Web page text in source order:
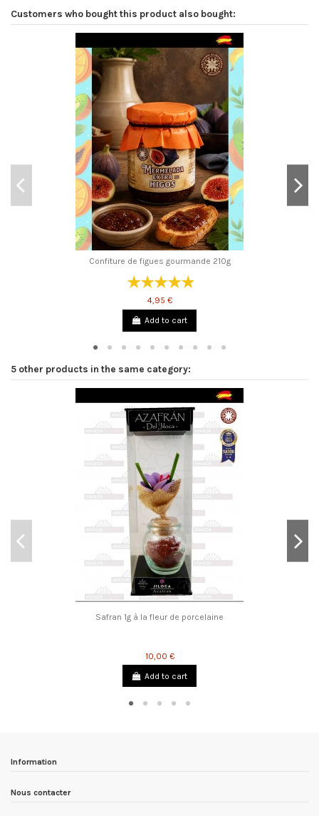
Customers who bought this product also bought:
Confiture de figues gourmande 210g
4,95 €
Add to cart
5 other products in the same category:
Safran 1g à la fleur de porcelaine
10,00 €
Add to cart
Information
Nous contacter